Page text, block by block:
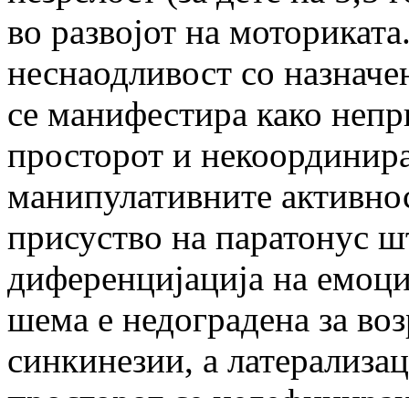
во развојот на
неснаодливост со
се манифестира како
просторот и
манипулативните
присуство на паратонус
диференцијација на
шема е недоградена за
синкинезии, а